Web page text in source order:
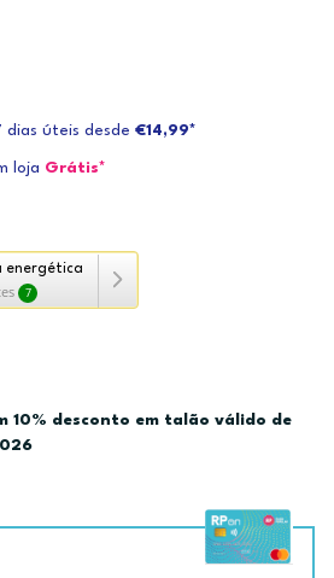
dias úteis desde €14,99*
loja Grátis*
energética
7
10% desconto em talão válido de